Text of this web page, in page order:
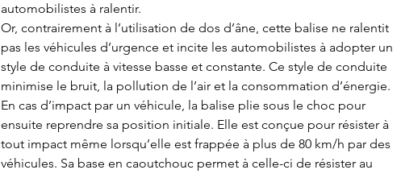
automobilistes à ralentir.
Or, contrairement à l’utilisation de dos d’âne, cette balise ne ralentit
pas les véhicules d’urgence et incite les automobilistes à adopter un
style de conduite à vitesse basse et constante. Ce style de conduite
minimise le bruit, la pollution de l’air et la consommation d’énergie.
En cas d’impact par un véhicule, la balise plie sous le choc pour
ensuite reprendre sa position initiale. Elle est conçue pour résister à
tout impact même lorsqu’elle est frappée à plus de 80 km/h par des
véhicules. Sa base en caoutchouc permet à celle-ci de résister au